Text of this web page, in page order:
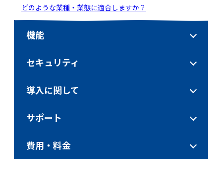
どのような業種・業態に適合しますか？
機能
セキュリティ
導入に関して
サポート
費用・料金